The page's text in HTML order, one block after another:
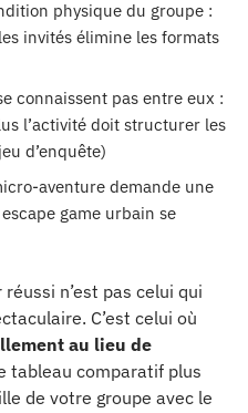
physique du groupe :
invités élimine les formats
connaissent pas entre eux :
l’activité doit structurer les
d’enquête)
aventure demande une
game urbain se
n’est pas celui qui
C’est celui où
au lieu de
tableau comparatif plus
de votre groupe avec le